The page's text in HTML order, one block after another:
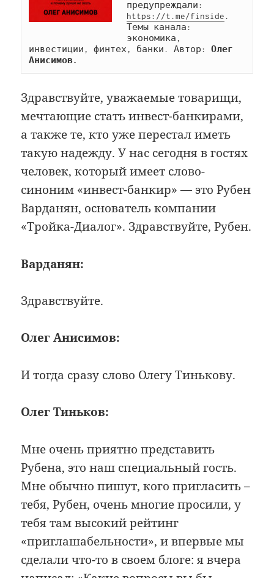
https://t.me/finside.
Темы канала:
экономика,
инвестиции, финтех, банки. Автор: Олег
Анисимов.
Здравствуйте, уважаемые товарищи,
мечтающие стать инвест-банкирами,
а также те, кто уже перестал иметь
такую надежду. У нас сегодня в гостях
человек, который имеет слово-
синоним «инвест-банкир» — это Рубен
Варданян, основатель компании
«Тройка-Диалог». Здравствуйте, Рубен.
Варданян:
Здравствуйте.
Олег Анисимов:
И тогда сразу слово Олегу Тинькову.
Олег Тиньков:
Мне очень приятно представить
Рубена, это наш специальный гость.
Мне обычно пишут, кого пригласить –
тебя, Рубен, очень многие просили, у
тебя там высокий рейтинг
«приглашабельности», и впервые мы
сделали что-то в своем блоге: я вчера